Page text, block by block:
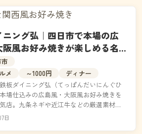
ング弘｜四日市で本場の広
阪風お好み焼きが楽しめる名
メ
～1000円
ディナー
板ダイニング弘（てっぱんだいにんぐひ
場仕込みの広島風・大阪風お好み焼きを
店。九条ネギや近江牛などの厳選素材を
一枚を丁寧に焼き上げます。カウンター
日